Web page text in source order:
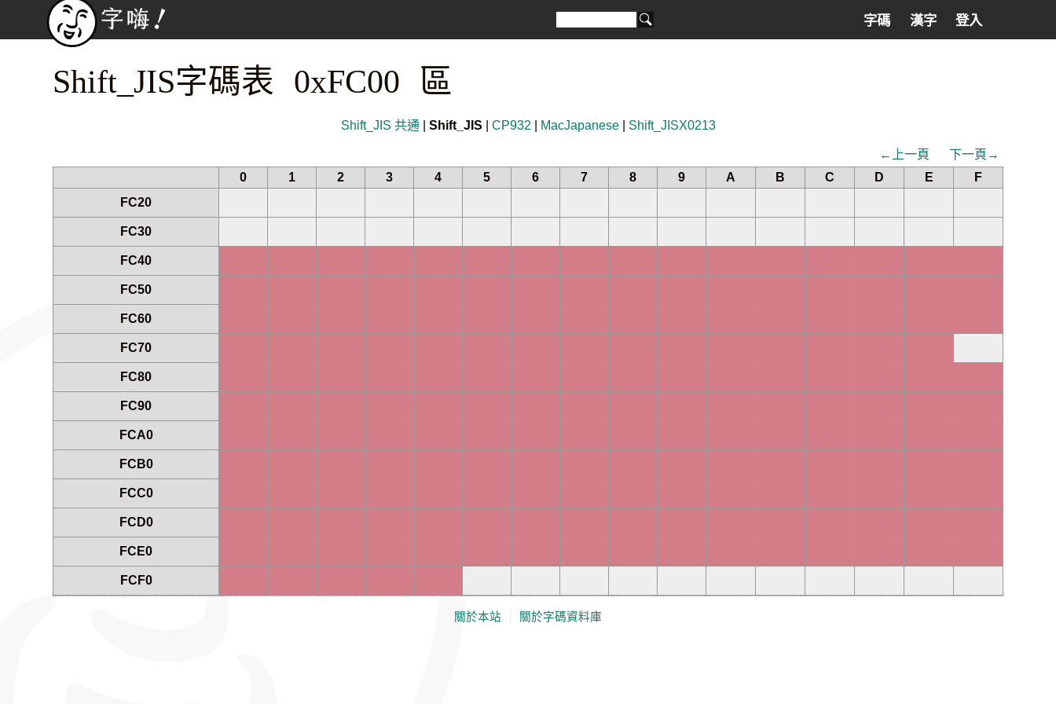
字碼 漢字 登入
Shift_JIS字碼表 0xFC00 區
Shift_JIS 共通 Shift_JIS CP932 MacJapanese| Shift_JISX0213
←上一頁
下一頁→
0
1 2 3 4 5 6 7 8 9 A B C D E
F
FC20
FC30
FC40
FC50
FC60
FC70
FC80
FC90
FCA0
FCB0
FCC0
FCD0
FCE0
FCF0
關於本站 關於字碼資料庫